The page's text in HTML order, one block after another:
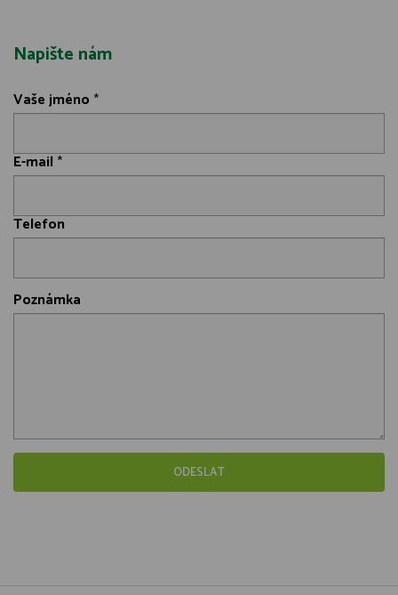
Napište nám
Vaše jméno *
E-mail *
Telefon
Poznámka